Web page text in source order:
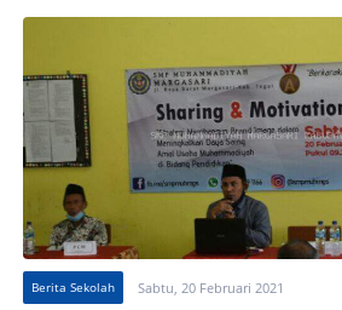
Berita Sekolah Sabtu, 20 Februari 2021